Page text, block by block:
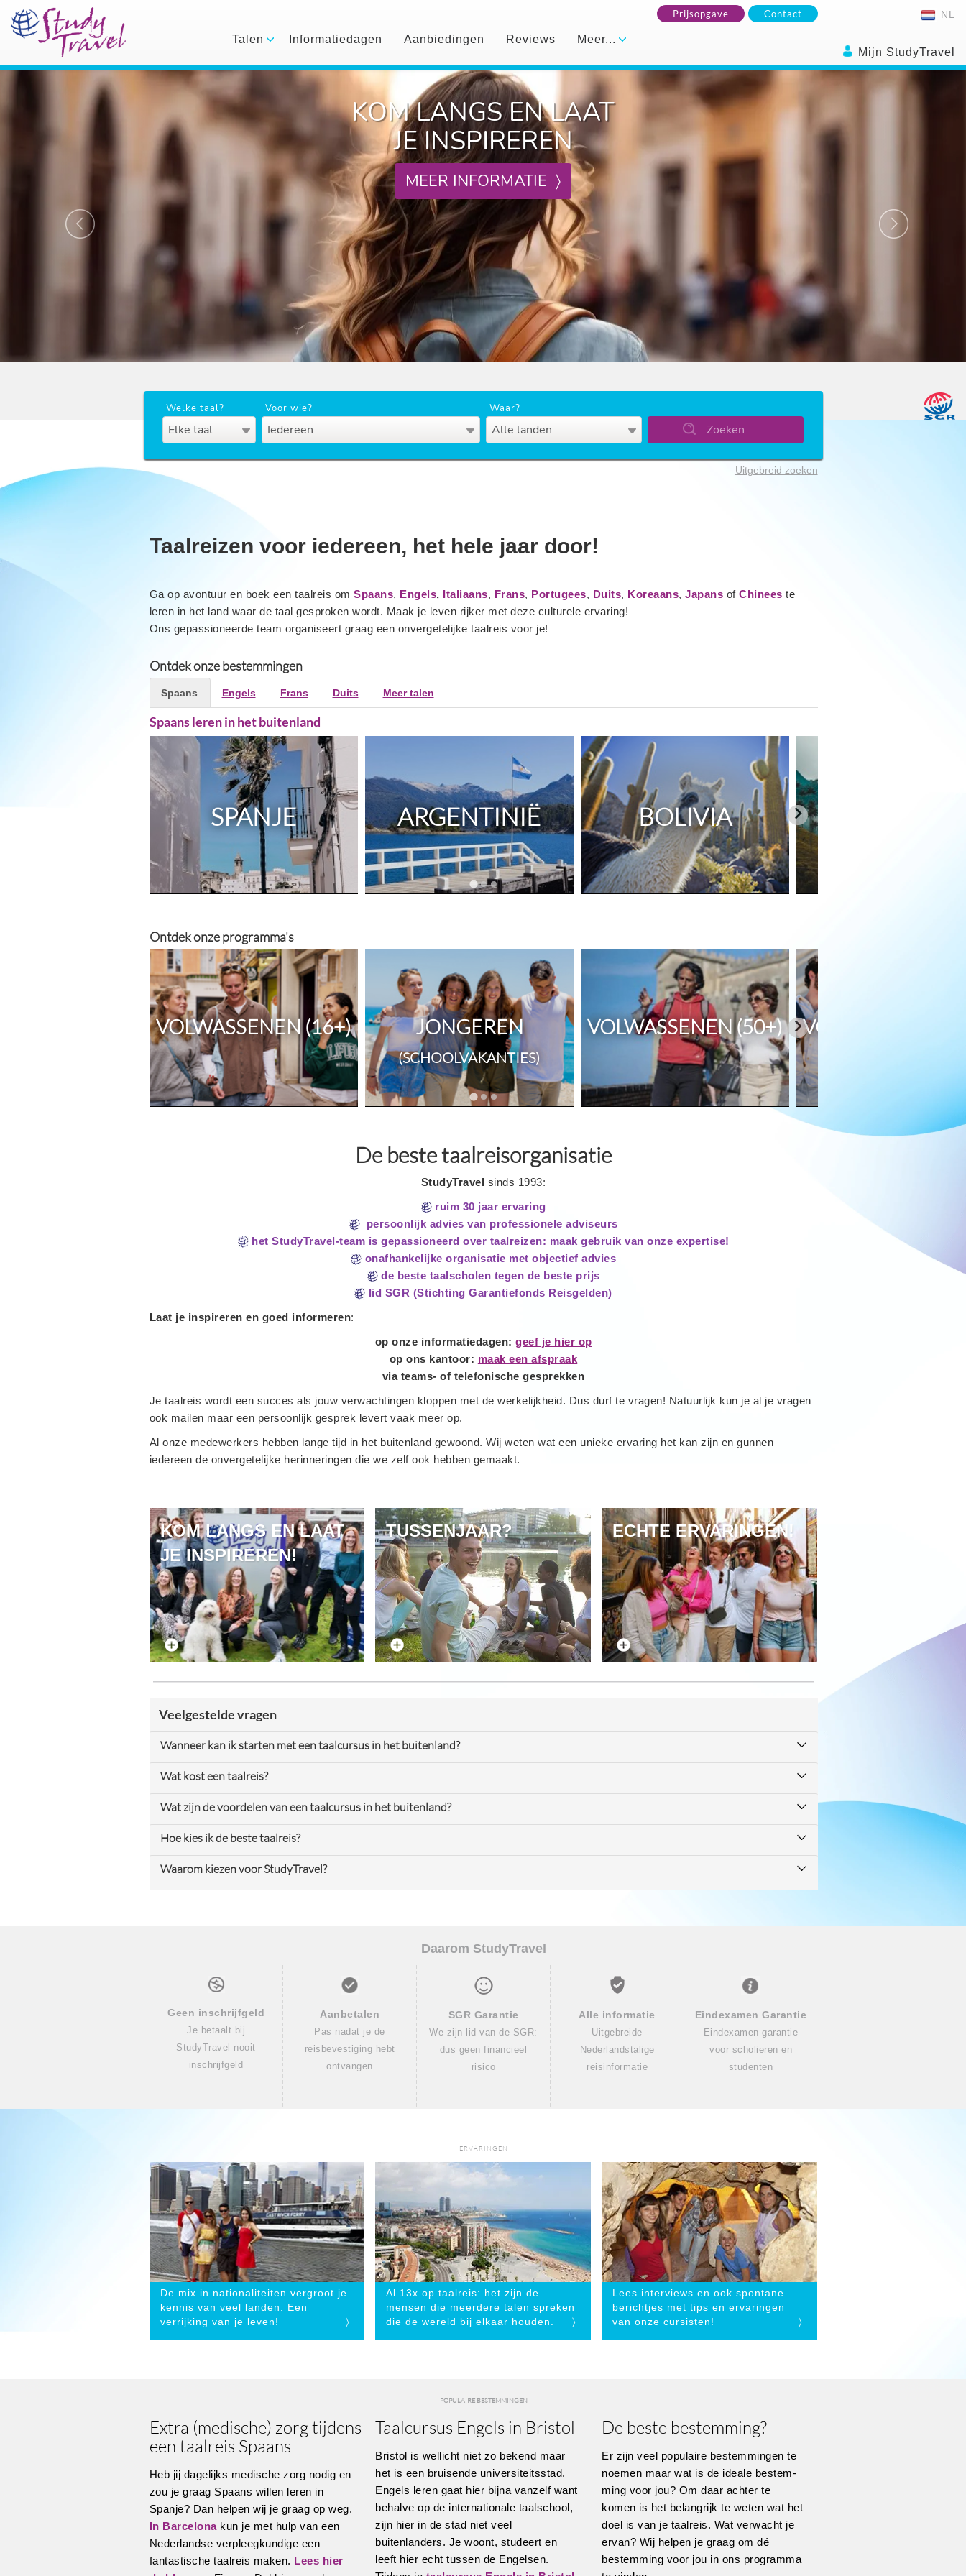
Prijsopgave Contact NL
Mijn StudyTravel
Talen Informatiedagen Aanbiedingen Reviews Meer...
KOM LANGS EN LAAT
JE INSPIREREN
MEER INFORMATIE 〉
Previous
Welke taal?
Elke taal
Voor wie?
Iedereen
Waar?
Alle landen Zoeken
Uitgebreid zoeken
Taalreizen voor iedereen, het hele jaar door!
Ga op avontuur en boek een taalreis om Spaans, Engels, Italiaans, Frans, Portugees, Duits, Koreaans, Japans of Chinees te
leren in het land waar de taal gesproken wordt. Maak je leven rijker met deze culturele ervaring!
Ons gepassioneerde team organiseert graag een onvergetelijke taalreis voor je!
Ontdek onze bestemmingen
Spaans Engels Frans Duits Meer talen
Spaans leren in het buitenland
SPANJE ARGENTINIË BOLIVIA
Ontdek onze programma's
VOLWASSENEN (16+) JONGEREN
(SCHOOLVAKANTIES)
VOLWASSENEN (50+) VOLWASSENEN
De beste taalreisorganisatie
StudyTravel sinds 1993:
ruim 30 jaar ervaring
persoonlijk advies van professionele adviseurs
het StudyTravel-team is gepassioneerd over taalreizen: maak gebruik van onze expertise!
onafhankelijke organisatie met objectief advies
de beste taalscholen tegen de beste prijs
lid SGR (Stichting Garantiefonds Reisgelden)
Laat je inspireren en goed informeren:
op onze informatiedagen: geef je hier op
op ons kantoor: maak een afspraak
via teams- of telefonische gesprekken
Je taalreis wordt een succes als jouw verwachtingen kloppen met de werkelijkheid. Dus durf te vragen! Natuurlijk kun je al je vragen
ook mailen maar een persoonlijk gesprek levert vaak meer op.
Al onze medewerkers hebben lange tijd in het buitenland gewoond. Wij weten wat een unieke ervaring het kan zijn en gunnen
iedereen de onvergetelijke herinneringen die we zelf ook hebben gemaakt.
KOM LANGS EN LAAT
JE INSPIREREN!
Maak een afspraak
TUSSENJAAR?
Wat is een gapyear
ECHTE ERVARINGEN!
Reviews over alle bestemmingen
Veelgestelde vragen
Wanneer kan ik starten met een taalcursus in het buitenland?
Wat kost een taalreis?
Wat zijn de voordelen van een taalcursus in het buitenland?
Hoe kies ik de beste taalreis?
Waarom kiezen voor StudyTravel?
Daarom StudyTravel
Geen inschrijfgeld
Je betaalt bij
StudyTravel nooit
inschrijfgeld
Aanbetalen
Pas nadat je de
reisbevestiging hebt
ontvangen
SGR Garantie
We zijn lid van de SGR:
dus geen financieel
risico
Alle informatie
Uitgebreide
Nederlandstalige
reisinformatie
Eindexamen Garantie
Eindexamen-garantie
voor scholieren en
studenten
ERVARINGEN
De mix in nationaliteiten vergroot je
kennis van veel landen. Een
verrijking van je leven!
〉
Al 13x op taalreis: het zijn de
mensen die meerdere talen spreken
die de wereld bij elkaar houden.
〉
Lees interviews en ook spontane
berichtjes met tips en ervaringen
van onze cursisten!
〉
POPULAIRE BESTEMMINGEN
Extra (medische) zorg tijdens
een taalreis Spaans
Heb jij dagelijks medische zorg nodig en
zou je graag Spaans willen leren in
Spanje? Dan helpen wij je graag op weg.
In Barcelonakun je met hulp van een
Nederlandse verpleegkundige een
fantastische taalreis maken. Lees hier
Taalcursus Engels in Bristol
Bristol is wellicht niet zo bekend maar
het is een bruisende universiteitsstad.
Engels leren gaat hier bijna vanzelf want
behalve op de internationale taalschool,
zijn hier in de stad niet veel
buitenlanders. Je woont, studeert en
leeft hier echt tussen de Engelsen.
De beste bestemming?
Er zijn veel populaire bestemmingen te
noemen maar wat is de ideale bestem-
ming voor jou? Om daar achter te
komen is het belangrijk te weten wat het
doel is van je taalreis. Wat verwacht je
ervan? Wij helpen je graag om dé
bestemming voor jou in ons programma